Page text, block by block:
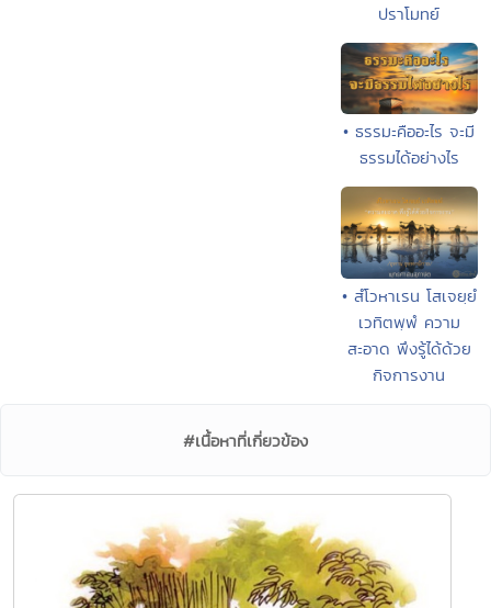
ปราโมทย์
• ธรรมะคืออะไร จะมี
ธรรมได้อย่างไร
• สํโวหาเรน โสเจยฺยํ
เวทิตพฺพํ ความ
สะอาด พึงรู้ได้ด้วย
กิจการงาน
#เนื้อหาที่เกี่ยวข้อง